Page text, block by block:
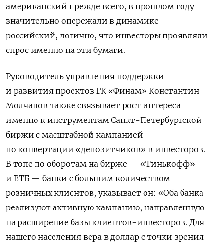
американский прежде всего, в прошлом году
значительно опережали в динамике
российский, логично, что инвесторы проявляли
спрос именно на эти бумаги.
Руководитель управления поддержки
и развития проектов ГК «Финам» Константин
Молчанов также связывает рост интереса
именно к инструментам Санкт-Петербургской
биржи с масштабной кампанией
по конвертации «депозитчиков» в инвесторов.
В топе по оборотам на бирже — «Тинькофф»
и ВТБ — банки с большим количеством
розничных клиентов, указывает он: «Оба банка
реализуют активную кампанию, направленную
на расширение базы клиентов-инвесторов. Для
нашего населения вера в доллар с точки зрения